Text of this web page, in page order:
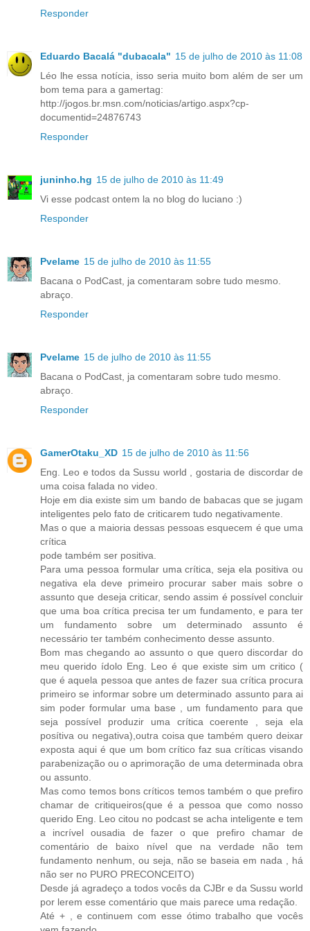
Responder
Eduardo Bacalá "dubacala" 15 de julho de 2010 às 11:08
Léo lhe essa notícia, isso seria muito bom além de ser um
bom tema para a gamertag:
http://jogos.br.msn.com/noticias/artigo.aspx?cp-
documentid=24876743
Responder
juninho.hg 15 de julho de 2010 às 11:49
Vi esse podcast ontem la no blog do luciano :)
Responder
Pvelame 15 de julho de 2010 às 11:55
Bacana o PodCast, ja comentaram sobre tudo mesmo.
abraço.
Responder
Pvelame 15 de julho de 2010 às 11:55
Bacana o PodCast, ja comentaram sobre tudo mesmo.
abraço.
Responder
GamerOtaku_XD 15 de julho de 2010 às 11:56
Eng. Leo e todos da Sussu world , gostaria de discordar de
uma coisa falada no video.
Hoje em dia existe sim um bando de babacas que se jugam
inteligentes pelo fato de criticarem tudo negativamente.
Mas o que a maioria dessas pessoas esquecem é que uma
crítica
pode também ser positiva.
Para uma pessoa formular uma crítica, seja ela positiva ou
negativa ela deve primeiro procurar saber mais sobre o
assunto que deseja criticar, sendo assim é possível concluir
que uma boa crítica precisa ter um fundamento, e para ter
um fundamento sobre um determinado assunto é
necessário ter também conhecimento desse assunto.
Bom mas chegando ao assunto o que quero discordar do
meu querido ídolo Eng. Leo é que existe sim um critico (
que é aquela pessoa que antes de fazer sua crítica procura
primeiro se informar sobre um determinado assunto para ai
sim poder formular uma base , um fundamento para que
seja possível produzir uma crítica coerente , seja ela
posítiva ou negativa),outra coisa que também quero deixar
exposta aqui é que um bom crítico faz sua críticas visando
parabenização ou o aprimoração de uma determinada obra
ou assunto.
Mas como temos bons críticos temos também o que prefiro
chamar de critiqueiros(que é a pessoa que como nosso
querido Eng. Leo citou no podcast se acha inteligente e tem
a incrível ousadia de fazer o que prefiro chamar de
comentário de baixo nível que na verdade não tem
fundamento nenhum, ou seja, não se baseia em nada , há
não ser no PURO PRECONCEITO)
Desde já agradeço a todos vocês da CJBr e da Sussu world
por lerem esse comentário que mais parece uma redação.
Até + , e continuem com esse ótimo trabalho que vocês